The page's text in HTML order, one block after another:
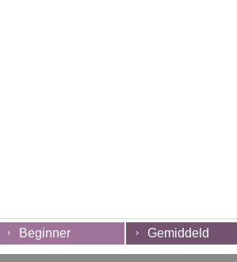
Beginner Gemiddeld